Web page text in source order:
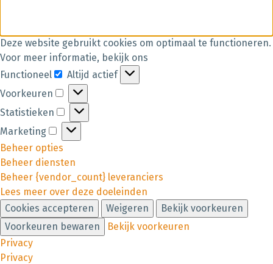
Deze website gebruikt cookies om optimaal te functioneren.
Voor meer informatie, bekijk ons
Functioneel
Altijd actief
Voorkeuren
Statistieken
Marketing
Beheer opties
Beheer diensten
Beheer {vendor_count} leveranciers
Lees meer over deze doeleinden
Cookies accepteren
Weigeren
Bekijk voorkeuren
Voorkeuren bewaren
Bekijk voorkeuren
Privacy
Privacy